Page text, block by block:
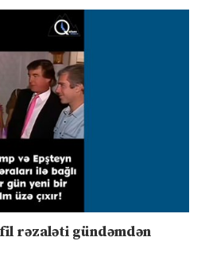
rəzaləti gündəmdən